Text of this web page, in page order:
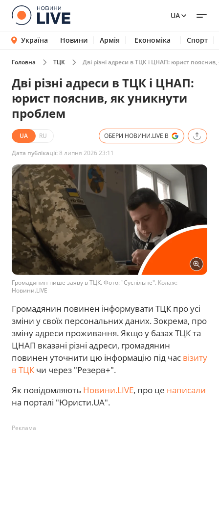
UA
Україна Новини Армія Економіка Спорт
Головна ТЦК Дві різні адреси в ТЦК і ЦНАП: юрист
Дві різні адреси в ТЦК і ЦНАП:
юрист пояснив, як уникнути
проблем
UA RU ОБЕРИ НОВИНИ.LIVE В
Дата публікації:8 липня 2026 23:11
Громадянин пише заяву в ТЦК. Фото: "Суспільне". Колаж:
Новини.LIVE
Громадянин повинен інформувати ТЦК про усі
зміни у своїх персональних даних. Зокрема, про
зміну адреси проживання. Якщо у базах ТЦК та
ЦНАП вказані різні адреси, громадянин
повинен уточнити цю інформацію під час візиту
в ТЦК чи через "Резерв+".
Як повідомляють Новини.LIVE, про це написали
на порталі "Юристи.UA".
Реклама